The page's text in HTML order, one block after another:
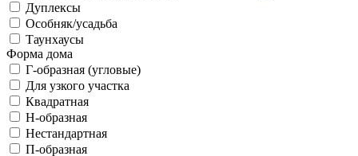
Дуплексы
Особняк/усадьба
Таунхаусы
Форма дома
Г-образная (угловые)
Для узкого участка
Квадратная
Н-образная
Нестандартная
П-образная